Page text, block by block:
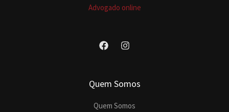
Advogado online
Quem Somos
Quem Somos